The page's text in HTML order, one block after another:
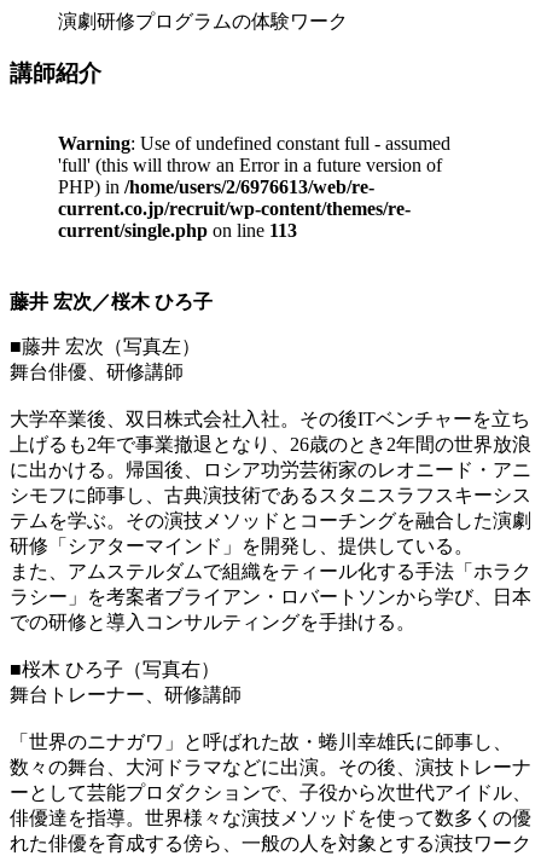
演劇研修プログラムの体験ワーク
講師紹介
Warning: Use of undefined constant full - assumed
'full' (this will throw an Error in a future version of
PHP) in /home/users/2/6976613/web/re-
current.co.jp/recruit/wp-content/themes/re-
current/single.php on line 113
藤井 宏次／桜木 ひろ子
■藤井 宏次（写真左）
舞台俳優、研修講師
大学卒業後、双日株式会社入社。その後ITベンチャーを立ち
上げるも2年で事業撤退となり、26歳のとき2年間の世界放浪
に出かける。帰国後、ロシア功労芸術家のレオニード・アニ
シモフに師事し、古典演技術であるスタニスラフスキーシス
テムを学ぶ。その演技メソッドとコーチングを融合した演劇
研修「シアターマインド」を開発し、提供している。
また、アムステルダムで組織をティール化する手法「ホラク
ラシー」を考案者ブライアン・ロバートソンから学び、日本
での研修と導入コンサルティングを手掛ける。
■桜木 ひろ子（写真右）
舞台トレーナー、研修講師
「世界のニナガワ」と呼ばれた故・蜷川幸雄氏に師事し、
数々の舞台、大河ドラマなどに出演。その後、演技トレーナ
ーとして芸能プロダクションで、子役から次世代アイドル、
俳優達を指導。世界様々な演技メソッドを使って数多くの優
れた俳優を育成する傍ら、一般の人を対象とする演技ワーク